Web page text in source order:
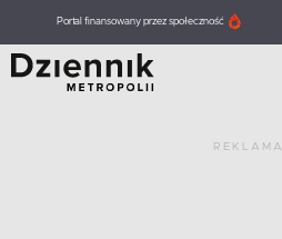
Portal finansowany przez społeczność
REKLAMA